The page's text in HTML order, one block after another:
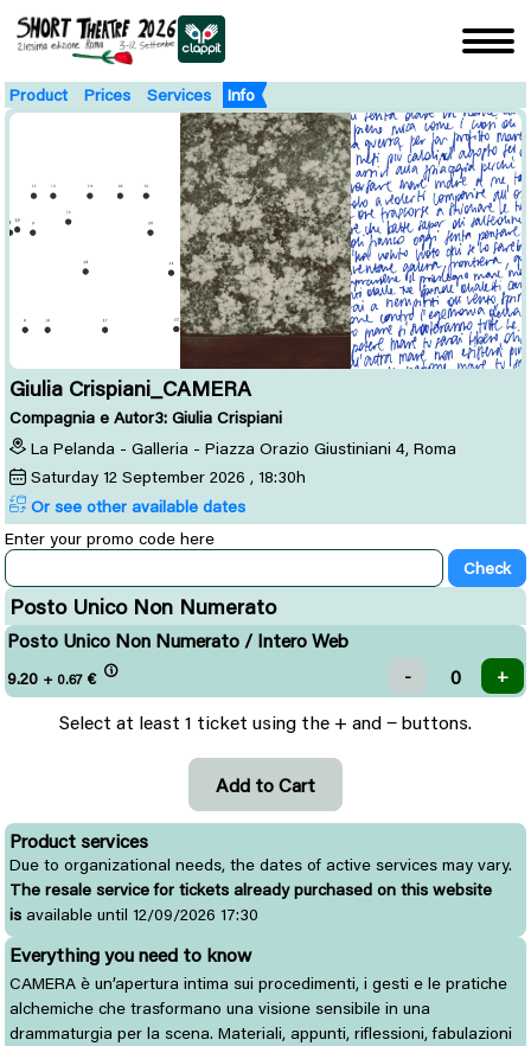
Product Prices Services Info
Giulia Crispiani_CAMERA
Compagnia e Autor3: Giulia Crispiani
La Pelanda - Galleria - Piazza Orazio Giustiniani 4, Roma
Saturday 12 September 2026 , 18:30h
Or see other available dates
Enter your promo code here
Posto Unico Non Numerato
Posto Unico Non Numerato / Intero Web
9.20 + 0.67 €
Select at least 1 ticket using the + and − buttons.
Product services
Due to organizational needs, the dates of active services may vary.
The resale service for tickets already purchased on this website
is available until 12/09/2026 17:30
Everything you need to know
CAMERA è un’apertura intima sui procedimenti, i gesti e le pratiche
alchemiche che trasformano una visione sensibile in una
drammaturgia per la scena. Materiali, appunti, riflessioni, fabulazioni